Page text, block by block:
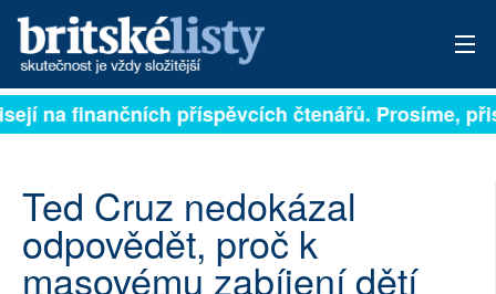
PŘIHLÁSIT
ARCHIV
ROZHOVORY
na finančních příspěvcích čtenářů. Prosíme,
Ted Cruz nedokázal
odpovědět, proč k
masovému zabíjení dětí